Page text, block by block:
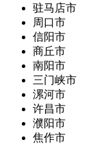
驻马店市
周口市
信阳市
商丘市
南阳市
三门峡市
漯河市
许昌市
濮阳市
焦作市